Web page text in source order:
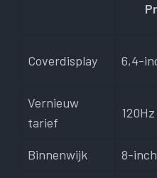
Coverdisplay 6,4-
Vernieuw
tarief
120Hz
Binnenwijk 8-